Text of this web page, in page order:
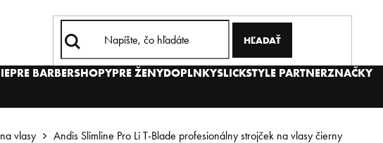
HĽADAŤ
PRE BARBERSHOPYPRE ŽENYDOPLNKYSLICKSTYLE PARTNERZNAČKY
vlasy Andis Slimline Pro Li T-Blade profesionálny strojček na vlasy čierny